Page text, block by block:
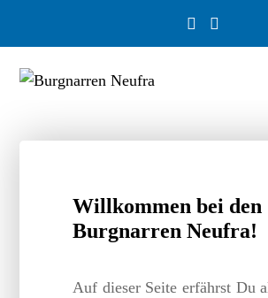
Willkommen bei den
Burgnarren Neufra!
Auf dieser Seite erfährst Du